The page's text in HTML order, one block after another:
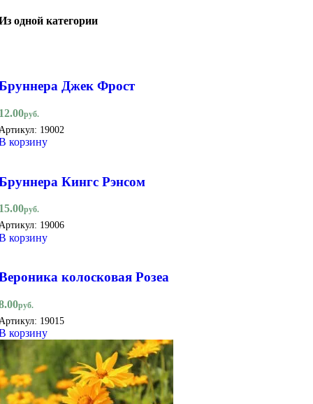
одной категории
Джек Фрост
руб.
19002
корзину
Кингс Рэнсом
руб.
19006
корзину
колосковая Розеа
руб.
19015
корзину